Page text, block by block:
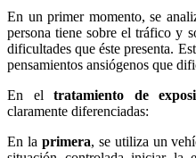
En un primer momento, se
persona tiene sobre el tráfico y
dificultades que éste presenta.
pensamientos ansiógenos que
En eltratamiento de
claramente diferenciadas:
En la primera, se utiliza un